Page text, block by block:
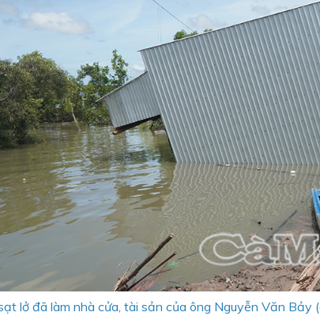
lở đã làm nhà cửa, tài sản của ông Nguyễn Văn Bảy